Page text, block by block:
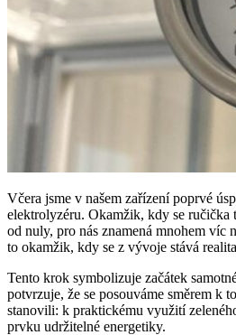
Včera jsme v našem zařízení poprvé
elektrolyzéru. Okamžik, kdy se ručička
od nuly, pro nás znamená mnohem víc
to okamžik, kdy se z vývoje stává
Tento krok symbolizuje začátek
potvrzuje, že se posouváme směrem k
stanovili: k praktickému využití
prvku udržitelné energetiky.